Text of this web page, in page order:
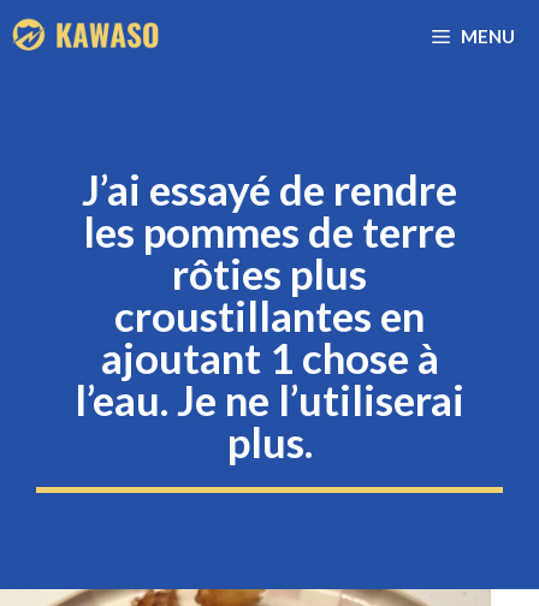
Aller
au
MENU
J’ai essayé de rendre
les pommes de terre
rôties plus
croustillantes en
ajoutant 1 chose à
l’eau. Je ne l’utiliserai
plus.